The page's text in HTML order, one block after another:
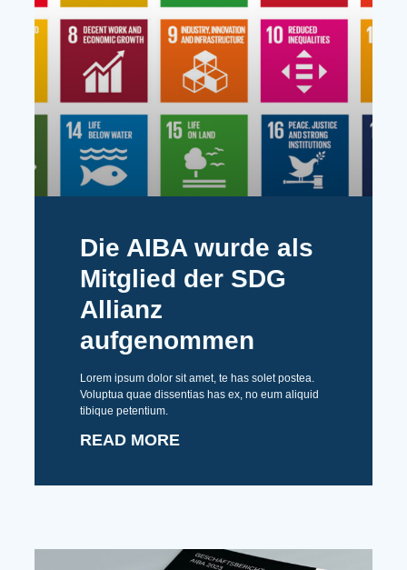
Die AIBA wurde als
Mitglied der SDG
Allianz
aufgenommen
Lorem ipsum dolor sit amet, te has solet postea.
Voluptua quae dissentias has ex, no eum aliquid
tibique petentium.
READ MORE